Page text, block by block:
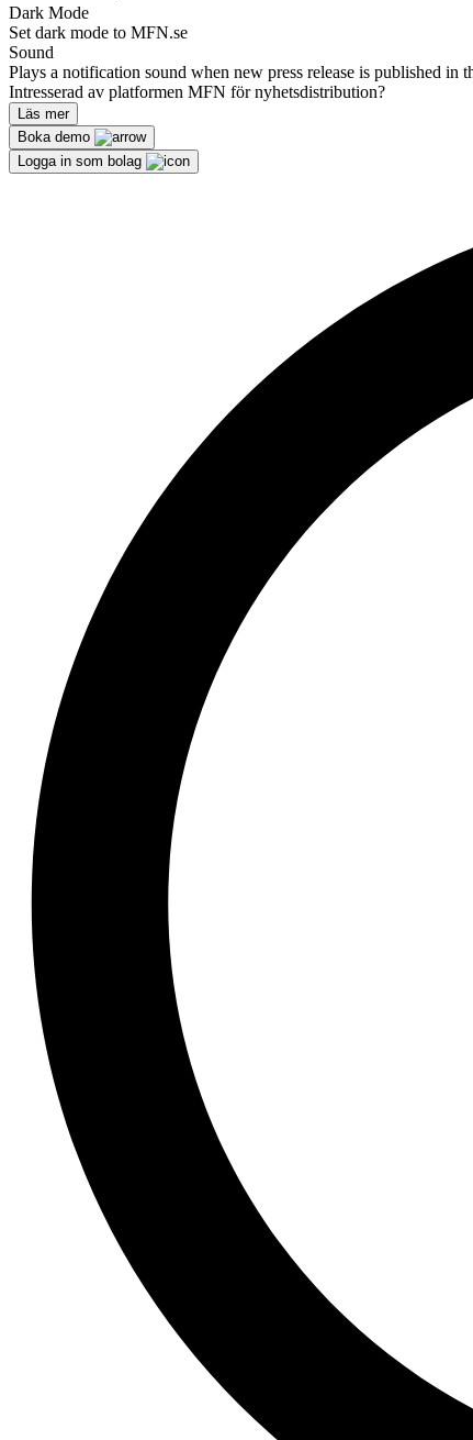
Dark Mode
Set dark mode to MFN.se
Sound
Plays a notification sound when new press release is published in
Intresserad av platformen MFN för nyhetsdistribution?
Läs mer
Boka demo
Logga in som bolag